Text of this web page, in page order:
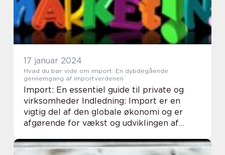
17 januar 2024
Hvad du bør vide om import: En dybdegående
gennemgang af importverdenen
Import: En essentiel guide til private og
virksomheder Indledning: Import er en
vigtig del af den globale økonomi og er
afgørende for vækst og udviklingen af
privatperson, der ønsker at købe varer fra